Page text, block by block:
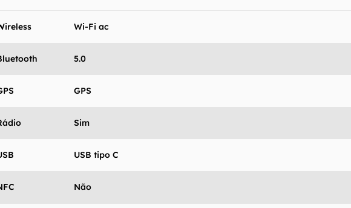
Wi-Fi ac
5.0
GPS
Sim
USB tipo C
Não